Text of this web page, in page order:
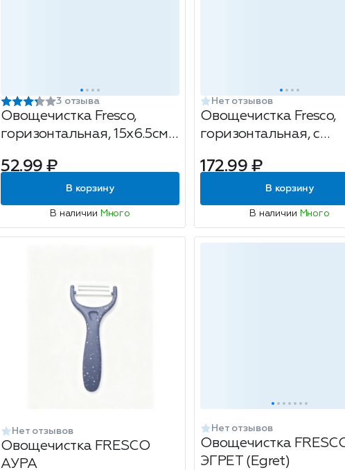
3 отзыва
Овощечистка Fresco,
горизонтальная, 15x6.5см,
52.99 ₽
В корзину
В наличии Много
Нет отзывов
Овощечистка Fresco,
горизонтальная, с
15x6см, розовый
172.99 ₽
В корзину
В наличии Много
Нет отзывов
Овощечистка FRESCO
АУРА
Нет отзывов
Овощечистка
ЭГРЕТ (Egret)